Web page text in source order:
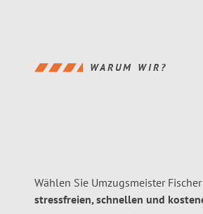
WARUM WIR?
Wählen Sie Umzugsmeister
stressfreien, schnellen und